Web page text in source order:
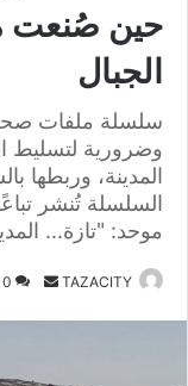
حين صُنعت
الجبال
سلسلة ملفات
وضرورية لتسليط
المدينة، وربطها
السلسلة تُنشر
موحد: "تازة...
TAZACITY
0